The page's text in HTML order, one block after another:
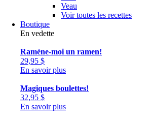
Veau
Voir toutes les recettes
Boutique
En vedette
Ramène-moi un ramen!
29,95 $
En savoir plus
Magiques boulettes!
32,95 $
En savoir plus